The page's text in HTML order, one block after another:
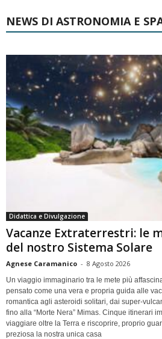
NEWS DI ASTRONOMIA E
Didattica e Divulgazione
Vacanze Extraterrestri: le
del nostro Sistema Solare
Agnese Caramanico - 8 Agosto 2026
Un viaggio immaginario tra le mete più
pensato come una vera e propria guida alle
romantica agli asteroidi solitari, dai super-
fino alla “Morte Nera” Mimas. Cinque itinerari
viaggiare oltre la Terra e riscoprire, proprio
preziosa la nostra unica casa